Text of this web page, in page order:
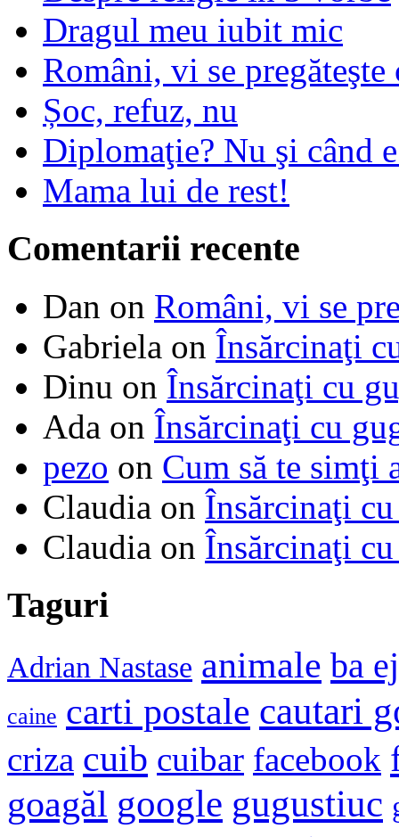
Dragul meu iubit mic
Români, vi se pregăteşte
Șoc, refuz, nu
Diplomaţie? Nu şi când
Mama lui de rest!
Comentarii recente
Dan on Români, vi se
Gabriela on Însărcinaţi
Dinu on Însărcinaţi cu
Ada on Însărcinaţi cu
pezo on Cum să te simţi
Claudia on Însărcinaţi
Claudia on Însărcinaţi
Taguri
Adrian Nastase animale ba
caine carti postale cautari
criza cuib cuibar facebook
goagăl google gugustiuc